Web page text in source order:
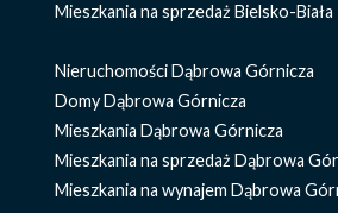
Mieszkania na sprzedaż Bielsko-Biała
Nieruchomości Dąbrowa Górnicza
Domy Dąbrowa Górnicza
Mieszkania Dąbrowa Górnicza
Mieszkania na sprzedaż Dąbrowa
Mieszkania na wynajem Dąbrowa